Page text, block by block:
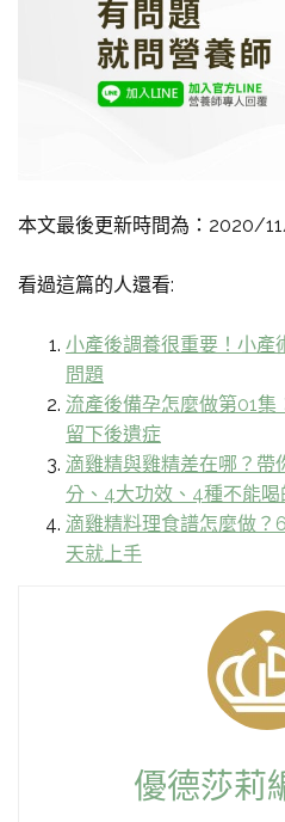
本文最後更新時間為：2020/
看過這篇的人還看:
小產後調養很重要！小產
問題
流產後備孕怎麼做第01
留下後遺症
滴雞精與雞精差在哪？帶
分、4大功效、4種不能喝
滴雞精料理食譜怎麼做？
天就上手
優德莎莉